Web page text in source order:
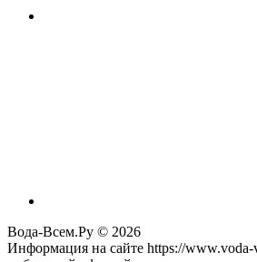
Вода-Всем.Ру © 2026
Информация на сайте https://www.voda-